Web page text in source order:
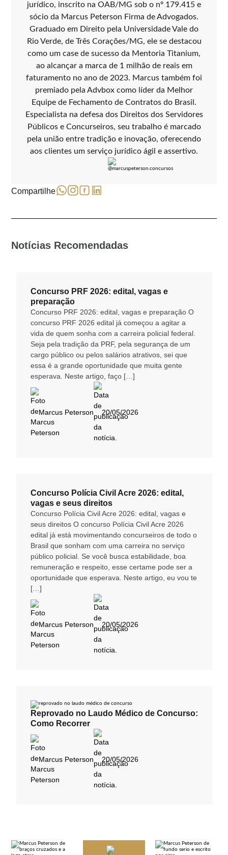
jurídico, inscrito na OAB/MG sob o nº 179.415 e
sócio da Marcus Peterson Firma de Advogados.
Graduado em Direito pela Universidade Vale do
Rio Verde, de Três Corações/MG, ele se destacou
como um case de sucesso da Mentoria Titanium,
ao alcançar a marca de 1 milhão de reais em
faturamento no ano de 2023. Marcus também foi
premiado pela Advbox como líder da Melhor
Equipe de Fechamento de Contratos do Brasil.
Especialista na defesa dos Direitos dos Servidores
Públicos e Concurseiros, seu trabalho é marcado
pela união entre tradição e inovação, oferecendo
aos clientes um serviço jurídico ágil e assertivo.
Compartilhe
Notícias Recomendadas
Concurso PRF 2026: edital, vagas e
preparação
Concurso PRF 2026: edital, vagas e preparação O
concurso PRF 2026 edital já começou a agitar a
vida de quem sonha com a carreira policial federal.
Seja pela tradição da PRF, pela segurança de um
cargo público ou pelos salários atrativos, sei que
essa é a grande oportunidade que muita gente
esperava. Neste artigo, faço […]
Marcus Peterson 20/05/2026
Concurso Polícia Civil Acre 2026: edital,
vagas e seus direitos
Concurso Polícia Civil Acre 2026: edital, vagas e
seus direitos O concurso Polícia Civil Acre 2026
edital já está movimentando concurseiros de todo o
Brasil que sonham com uma carreira no serviço
público policial. Se você busca estabilidade, boa
remuneração e respeito, esse certame pode ser a
oportunidade que esperava. Neste artigo, eu vou te
[…]
Marcus Peterson 20/05/2026
Reprovado no Laudo Médico de Concurso:
Como Recorrer
Marcus Peterson 20/05/2026